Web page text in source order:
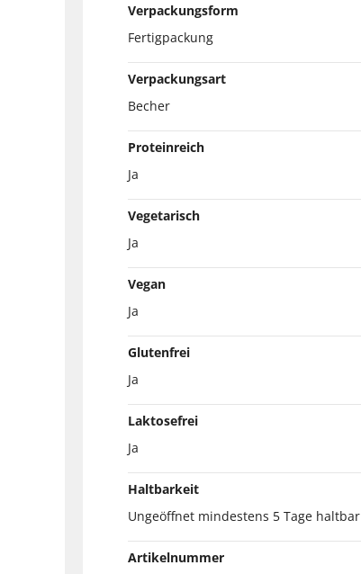
Verpackungsform
Fertigpackung
Verpackungsart
Becher
Proteinreich
Ja
Vegetarisch
Ja
Vegan
Ja
Glutenfrei
Ja
Laktosefrei
Ja
Haltbarkeit
Ungeöffnet mindestens 5 Tage haltbar
Artikelnummer